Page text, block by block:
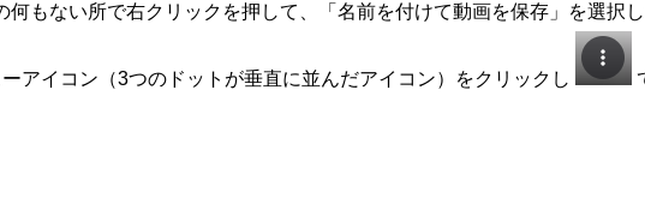
もない所で右クリックを押して、「名前を付けて動画を保存」を選択し
アイコン（3つのドットが垂直に並んだアイコン）をクリックし